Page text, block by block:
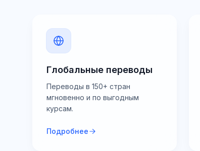
Глобальные переводы
Переводы в 150+ стран
мгновенно и по выгодным
курсам.
Подробнее